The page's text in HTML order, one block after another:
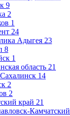
9
2
1
24
Адыгея 23
8
1
область 21
14
2
2
край 21
Камчатский